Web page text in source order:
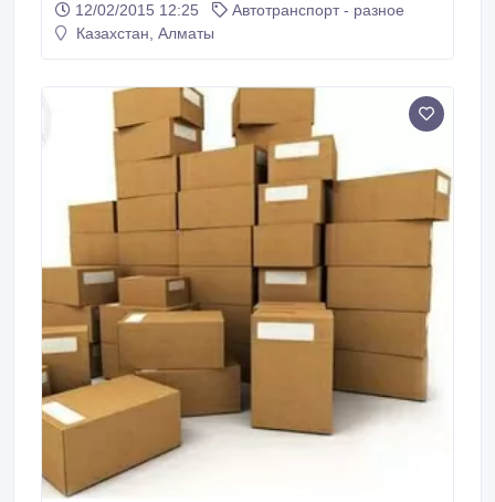
2-3. Оно предназначено для детей в возрасте от 9
месяцев и 12 лет, весом от 9 до 36 кг. Доставка по
12/02/2015 12:25
Автотранспорт - разное
Казахстан, Алматы